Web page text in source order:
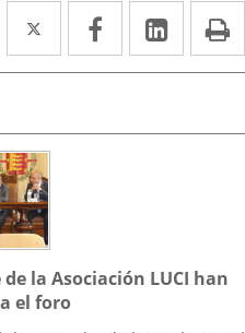
Twitter
Enlace
a
aplicación
externa.
Facebook
Enlace
a
aplicación
Enlace
a
la Asociación LUCI han
el foro